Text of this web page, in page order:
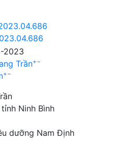
2023
Trần+−
+−
Ninh Bình
dưỡng Nam Định